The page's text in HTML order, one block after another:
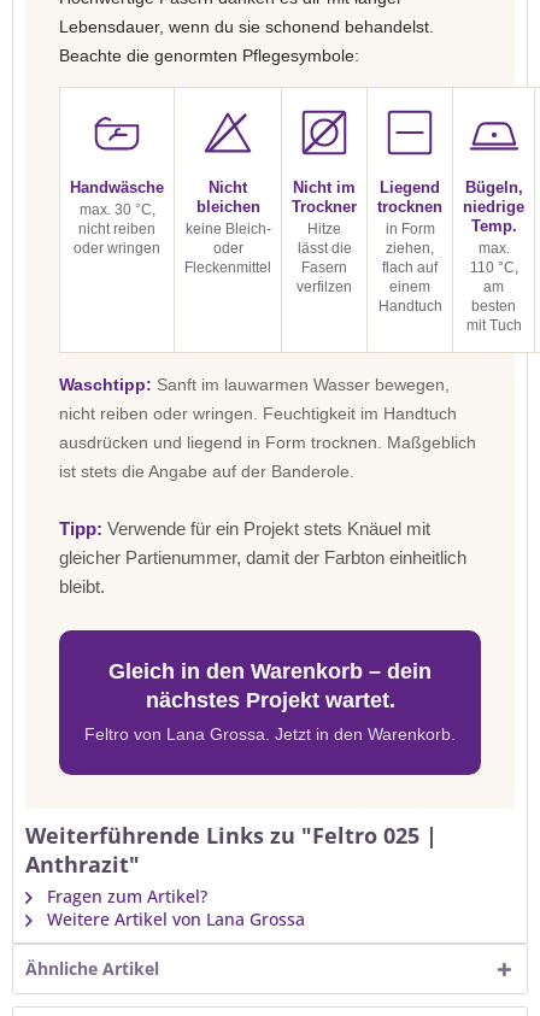
Lebensdauer, wenn du sie schonend behandelst.
Beachte die genormten Pflegesymbole:
Handwäsche
max. 30 °C,
nicht reiben
oder wringen
Nicht
bleichen
keine Bleich-
oder
Fleckenmittel
Nicht im
Trockner
Hitze
lässt die
Fasern
verfilzen
Liegend
trocknen
in Form
ziehen,
flach auf
einem
Handtuch
Bügeln,
niedrige
Temp.
max.
110 °C,
am
besten
mit Tuch
Waschtipp: Sanft im lauwarmen Wasser bewegen,
nicht reiben oder wringen. Feuchtigkeit im Handtuch
ausdrücken und liegend in Form trocknen. Maßgeblich
ist stets die Angabe auf der Banderole.
Tipp: Verwende für ein Projekt stets Knäuel mit
gleicher Partienummer, damit der Farbton einheitlich
bleibt.
Gleich in den Warenkorb – dein
nächstes Projekt wartet.
Feltro von Lana Grossa. Jetzt in den Warenkorb.
Weiterführende Links zu "Feltro 025 |
Anthrazit"
Fragen zum Artikel?
Weitere Artikel von Lana Grossa
Ähnliche Artikel